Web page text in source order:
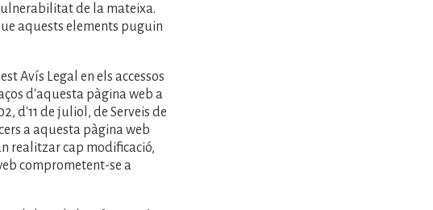
de la mateixa.
aquests elements puguin
Avís Legal en els accessos
d'aquesta pàgina web a
d'11 de juliol, de Serveis de
a aquesta pàgina web
realitzar cap modificació,
comprometent-se a